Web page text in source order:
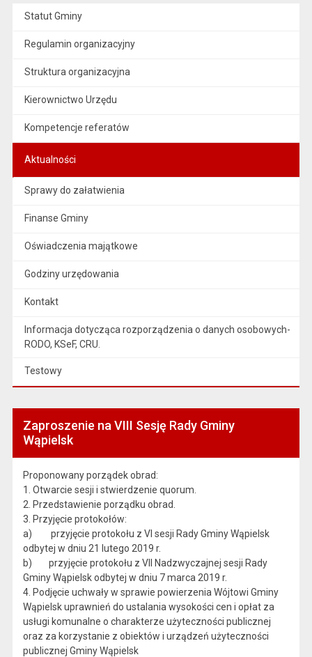
Statut Gminy
Regulamin organizacyjny
Struktura organizacyjna
Kierownictwo Urzędu
Kompetencje referatów
Aktualności
Sprawy do załatwienia
Finanse Gminy
Oświadczenia majątkowe
Godziny urzędowania
Kontakt
Informacja dotycząca rozporządzenia o danych osobowych-
RODO, KSeF, CRU.
Testowy
Zaproszenie na VIII Sesję Rady Gminy
Wąpielsk
Proponowany porządek obrad:
1. Otwarcie sesji i stwierdzenie quorum.
2. Przedstawienie porządku obrad.
3. Przyjęcie protokołów:
a) przyjęcie protokołu z VI sesji Rady Gminy Wąpielsk
odbytej w dniu 21 lutego 2019 r.
b) przyjęcie protokołu z VII Nadzwyczajnej sesji Rady
Gminy Wąpielsk odbytej w dniu 7 marca 2019 r.
4. Podjęcie uchwały w sprawie powierzenia Wójtowi Gminy
Wąpielsk uprawnień do ustalania wysokości cen i opłat za
usługi komunalne o charakterze użyteczności publicznej
oraz za korzystanie z obiektów i urządzeń użyteczności
publicznej Gminy Wąpielsk